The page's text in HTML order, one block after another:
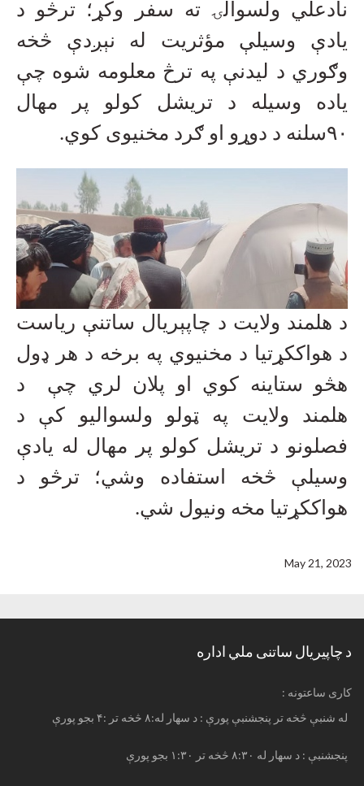
نادعلي ولسوالۍ ته سفر وکړ؛ ترڅو د
یادې وسیلې مؤثریت له نېږدې څخه
وګوري د لیدنې په ترڅ معلومه شوه چې
یاده وسیله د تریشل کولو پر مهال
۹۰سلنه د دوړو او ګرد مخنیوی کوي.
د هلمند ولایت د چاپېریال ساتنې ریاست
د هواککړتیا د مخنیوي په برخه د هر ډول
هڅو ستاینه کوي او پلان لري چې د
هلمند ولایت په ټولو ولسوالیو کې د
فصلونو د تریشل کولو پر مهال له یادې
وسیلې څخه استفاده وشي؛ ترڅو د
هواککړتیا مخه ونیول شي.
May 21, 2023
د چاپیریال ساتنی ملي اداره
: کاری ساعتونه
له شنبې څخه تر پنجشنبې پورې : د سهار له:۸ څخه تر :۴ بجو پورې
پنجشنبې : د سهار له ۸:۳۰ څخه تر ۱:۳۰ بجو پورې